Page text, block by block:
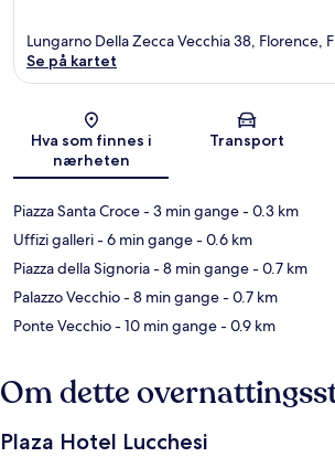
Kart
Lungarno Della Zecca Vecchia 38, Florence,
Se på kartet
Hva som finnes i
nærheten
Transport
Piazza Santa Croce- 3 min gange- 0.3 km
Uffizi galleri- 6 min gange- 0.6 km
Piazza della Signoria- 8 min gange- 0.7 km
Palazzo Vecchio- 8 min gange- 0.7 km
Ponte Vecchio- 10 min gange- 0.9 km
Om dette
Plaza Hotel Lucchesi